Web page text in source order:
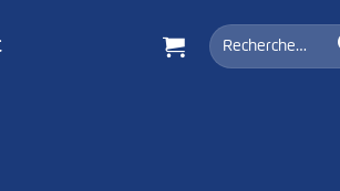
Recherche
pour :